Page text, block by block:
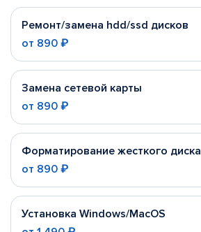
Ремонт/замена hdd/ssd дисков
от 890 ₽
Замена сетевой карты
от 890 ₽
Форматирование жесткого диска
от 890 ₽
Установка Windows/MacOS